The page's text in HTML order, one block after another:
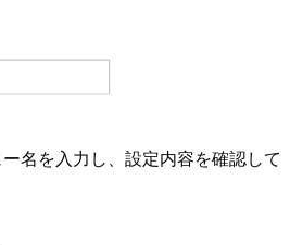
名を入力し、設定内容を確認して